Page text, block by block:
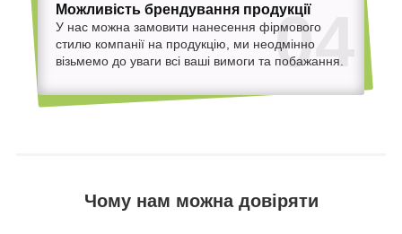
04
Можливість брендування продукції
У нас можна замовити нанесення фірмового
стилю компанії на продукцію, ми неодмінно
візьмемо до уваги всі ваші вимоги та побажання.
Чому нам можна довіряти